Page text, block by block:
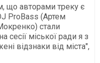
що авторами треку є
ProBass (Артем
стали
сесії міської ради я з
відзнаки від міста",